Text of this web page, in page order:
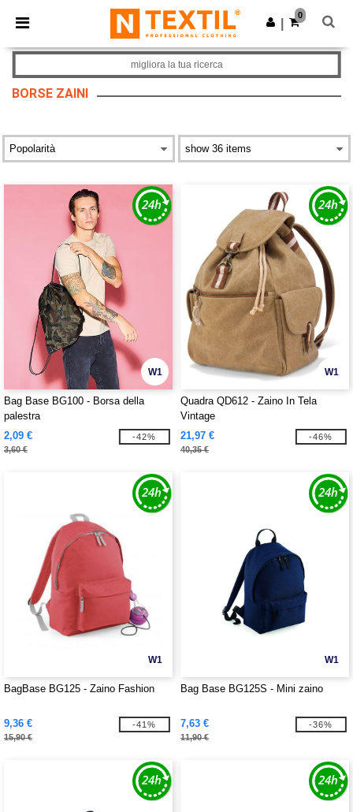
× App Ntextil
Prezzi migliori sull'app!
Scarica app
0
BORSE ZAINI
migliora la tua ricerca
W1
Bag Base BG100 - Borsa della
palestra
2,09 €
3,60 €
-42%
W1
Quadra QD612 - Zaino In Tela
Vintage
21,97 €
40,35 €
-46%
W1
BagBase BG125 - Zaino Fashion
9,36 €
15,90 €
-41%
W1
Bag Base BG125S - Mini zaino
7,63 €
11,90 €
-36%